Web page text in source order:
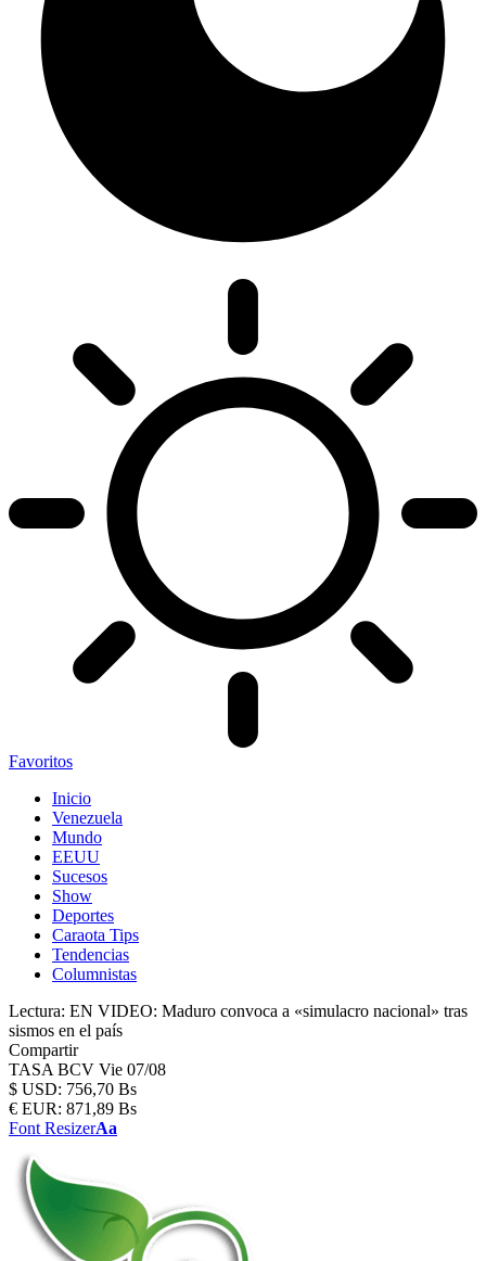
Favoritos
Inicio
Venezuela
Mundo
EEUU
Sucesos
Show
Deportes
Caraota Tips
Tendencias
Columnistas
Lectura: EN VIDEO: Maduro convoca a «simulacro nacional» tras
sismos en el país
Compartir
TASA BCV Vie 07/08
$ USD: 756,70 Bs
€ EUR: 871,89 Bs
Font ResizerAa